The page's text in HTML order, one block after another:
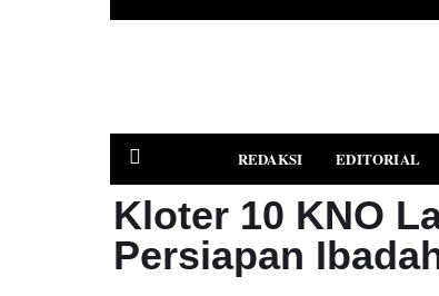
REDAKSI EDITORIAL
Kloter 10 KNO
Persiapan